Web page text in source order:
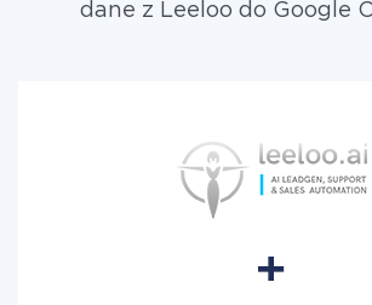
dane z Leeloo do Google